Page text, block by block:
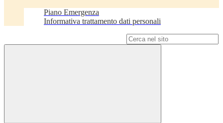
Piano Emergenza
Informativa trattamento dati personali